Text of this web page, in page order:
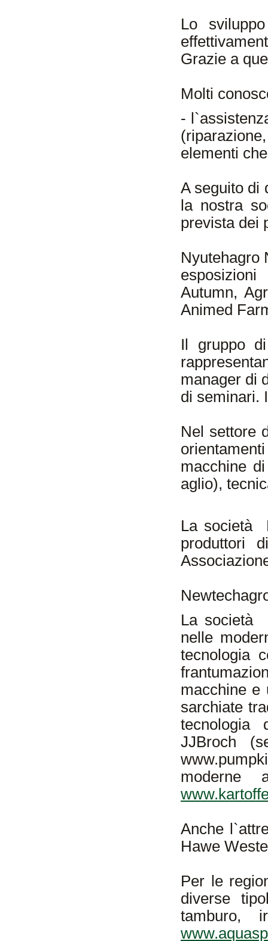
Lo
Grazie a
Molti
-
elementi
A seguito di
la nostra
prevista dei
Nyutehagro
Autumn,
Animed
Il gruppo
manager di
di seminari.
Nel settore
macchine
aglio),
La società
produttori
La società
nelle
tecnologia
macchine e
sarchiate
tecnologia
JJBroch
moderne
Anche
Hawe
Per le
diverse
tamburo,